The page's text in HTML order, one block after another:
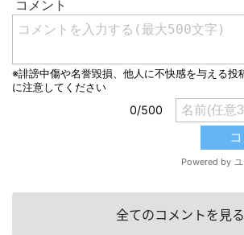
全てのコメントを見る